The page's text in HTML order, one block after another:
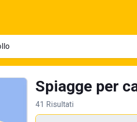
Spiagge per
41 Risultati